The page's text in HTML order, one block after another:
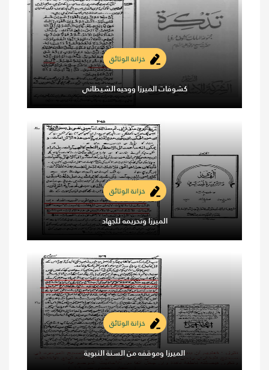
خزانة الوثائق
كشوفات الميرزا ووحيه الشيطاني
خزانة الوثائق
الميرزا وتحريمه للجهاد
خزانة الوثائق
الميرزا وموقفه من السنة النبوية